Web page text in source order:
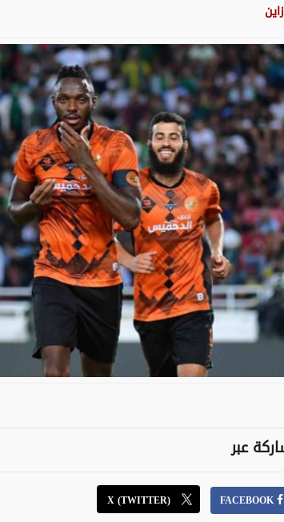
عبر
FACEBOOK
X (TWITTER)